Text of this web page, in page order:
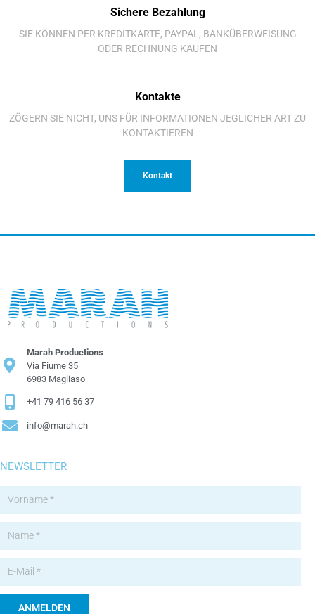
Sichere Bezahlung
SIE KÖNNEN PER KREDITKARTE, PAYPAL, BANKÜBERWEISUNG
ODER RECHNUNG KAUFEN
Kontakte
ZÖGERN SIE NICHT, UNS FÜR INFORMATIONEN JEGLICHER ART ZU
KONTAKTIEREN
Kontakt
Marah Productions
Via Fiume 35
6983 Magliaso
+41 79 416 56 37
info@marah.ch
NEWSLETTER
ANMELDEN